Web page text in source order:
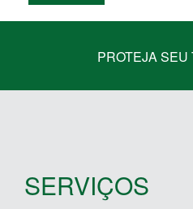
PROTEJA SEU
SERVIÇOS